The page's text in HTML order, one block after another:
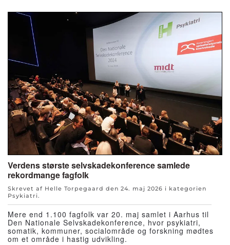
Verdens største selvskadekonference samlede
rekordmange fagfolk
Skrevet af Helle Torpegaard den 24. maj 2026 i kategorien
Psykiatri.
Mere end 1.100 fagfolk var 20. maj samlet i Aarhus til
Den Nationale Selvskadekonference, hvor psykiatri,
somatik, kommuner, socialområde og forskning mødtes
om et område i hastig udvikling.